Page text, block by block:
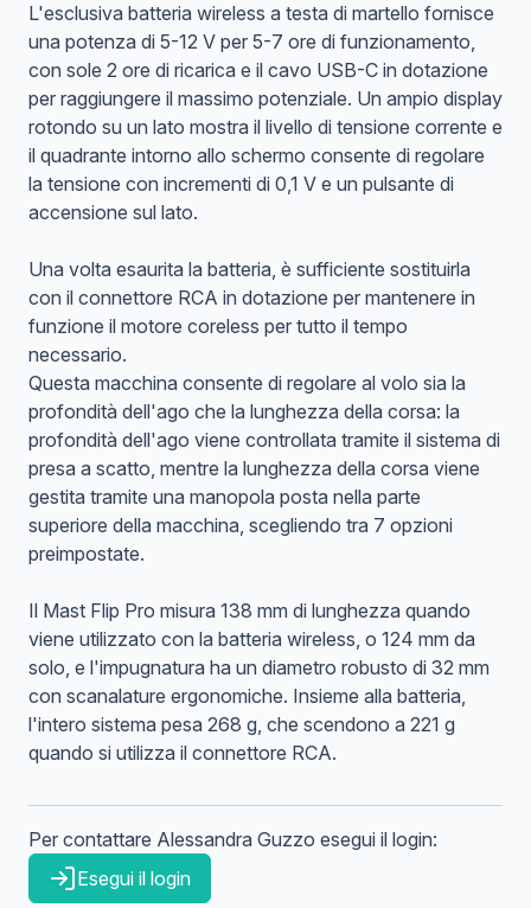
L'esclusiva batteria wireless a testa di martello fornisce
una potenza di 5-12 V per 5-7 ore di funzionamento,
con sole 2 ore di ricarica e il cavo USB-C in dotazione
per raggiungere il massimo potenziale. Un ampio display
rotondo su un lato mostra il livello di tensione corrente e
il quadrante intorno allo schermo consente di regolare
la tensione con incrementi di 0,1 V e un pulsante di
accensione sul lato.
Una volta esaurita la batteria, è sufficiente sostituirla
con il connettore RCA in dotazione per mantenere in
funzione il motore coreless per tutto il tempo
necessario.
Questa macchina consente di regolare al volo sia la
profondità dell'ago che la lunghezza della corsa: la
profondità dell'ago viene controllata tramite il sistema di
presa a scatto, mentre la lunghezza della corsa viene
gestita tramite una manopola posta nella parte
superiore della macchina, scegliendo tra 7 opzioni
preimpostate.
Il Mast Flip Pro misura 138 mm di lunghezza quando
viene utilizzato con la batteria wireless, o 124 mm da
solo, e l'impugnatura ha un diametro robusto di 32 mm
con scanalature ergonomiche. Insieme alla batteria,
l'intero sistema pesa 268 g, che scendono a 221 g
quando si utilizza il connettore RCA.
Per contattare Alessandra Guzzo esegui il login:
Esegui il login